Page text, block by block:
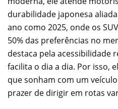
durabilidade japonesa
ano como 2025, onde os
50% das preferências no
destaca pela acessibilidade
facilita o dia a dia. Por isso,
que sonham com um
prazer de dirigir em rotas